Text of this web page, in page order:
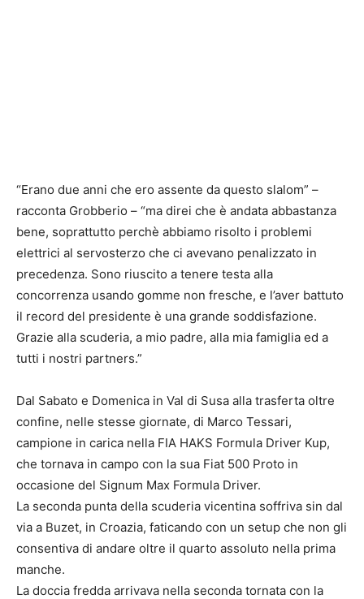
“Erano due anni che ero assente da questo slalom” –
racconta Grobberio – “ma direi che è andata abbastanza
bene, soprattutto perchè abbiamo risolto i problemi
elettrici al servosterzo che ci avevano penalizzato in
precedenza. Sono riuscito a tenere testa alla
concorrenza usando gomme non fresche, e l’aver battuto
il record del presidente è una grande soddisfazione.
Grazie alla scuderia, a mio padre, alla mia famiglia ed a
tutti i nostri partners.”
Dal Sabato e Domenica in Val di Susa alla trasferta oltre
confine, nelle stesse giornate, di Marco Tessari,
campione in carica nella FIA HAKS Formula Driver Kup,
che tornava in campo con la sua Fiat 500 Proto in
occasione del Signum Max Formula Driver.
La seconda punta della scuderia vicentina soffriva sin dal
via a Buzet, in Croazia, faticando con un setup che non gli
consentiva di andare oltre il quarto assoluto nella prima
manche.
La doccia fredda arrivava nella seconda tornata con la